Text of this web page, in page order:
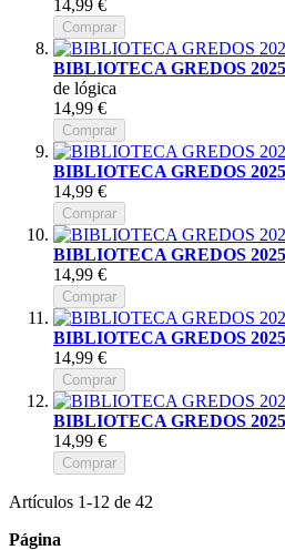
14,99 €
Comprar
BIBLIOTECA GREDOS
de lógica
14,99 €
Comprar
BIBLIOTECA GREDOS
14,99 €
Comprar
BIBLIOTECA GREDOS
14,99 €
Comprar
BIBLIOTECA GREDOS
14,99 €
Comprar
BIBLIOTECA GREDOS 2025
14,99 €
Comprar
Artículos 1-12 de 42
Página